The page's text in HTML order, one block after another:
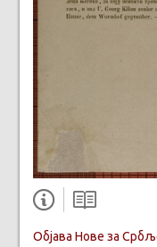
Објава Нове за